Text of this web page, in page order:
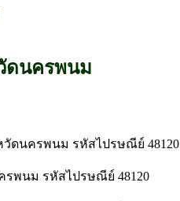
ดนครพนม
ดนครพนม รหัสไปรษณีย์ 48120
พนม รหัสไปรษณีย์ 48120